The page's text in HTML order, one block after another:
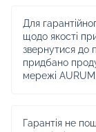
Для
щодо якості
звернутися до
придбано
мережі
Гарантія не